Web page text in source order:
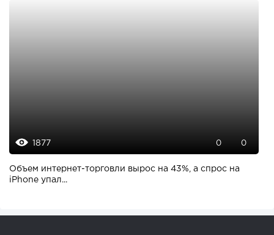
1877 0 0
Объем интернет-торговли вырос на 43%, а спрос на
iPhone упал...